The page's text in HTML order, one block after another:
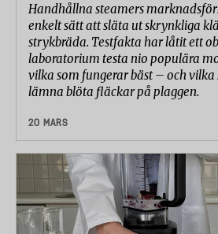
Handhållna steamers
enkelt sätt att släta ut skrynkliga
strykbräda. Testfakta har låtit ett
laboratorium testa nio populära
vilka som fungerar bäst – och
lämna blöta fläckar på plaggen.
20 MARS